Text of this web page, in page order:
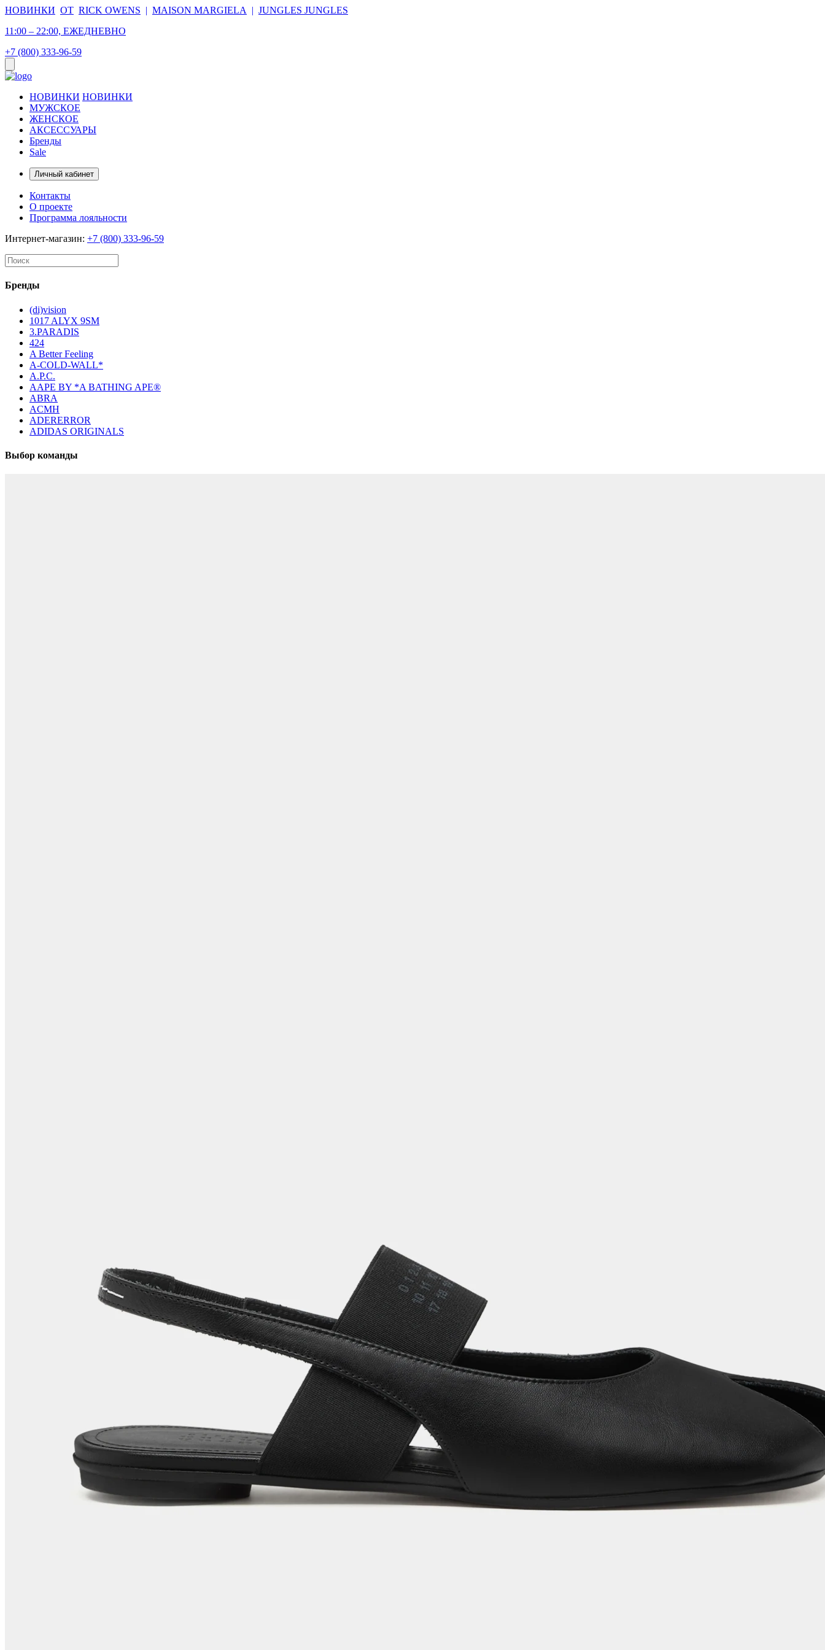
НОВИНКИ ОТ RICK OWENS | MAISON MARGIELA | JUNGLES JUNGLES
11:00 – 22:00, ЕЖЕДНЕВНО
+7 (800) 333-96-59
НОВИНКИ НОВИНКИ
МУЖСКОЕ
ЖЕНСКОЕ
АКСЕССУАРЫ
Бренды
Sale
Личный кабинет
Контакты
О проекте
Программа лояльности
Интернет-магазин: +7 (800) 333-96-59
Бренды
(di)vision
1017 ALYX 9SM
3.PARADIS
424
A Better Feeling
A-COLD-WALL*
A.P.C.
AAPE BY *A BATHING APE®
ABRA
ACMH
ADERERROR
ADIDAS ORIGINALS
Выбор команды